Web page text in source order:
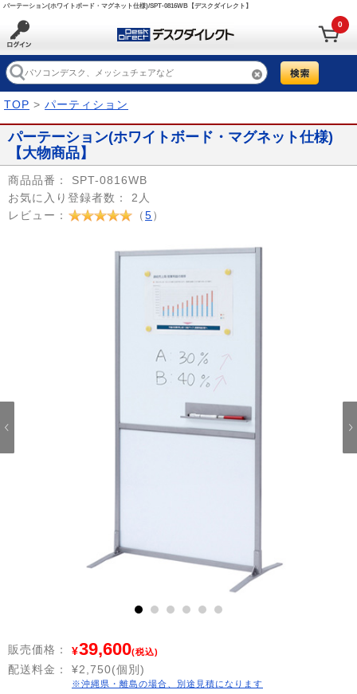
パーテーション(ホワイトボード・マグネット仕様)/SPT-0816WB【デスクダイレクト】
0
TOP > パーティション
パーテーション(ホワイトボード・マグネット仕様)
【大物商品】
商品品番：
SPT-0816WB
お気に入り登録者数：
2人
レビュー：
（5）
販売価格： ¥39,600(税込)
配送料金： ¥2,750(個別)
※沖縄県・離島の場合、別途見積になります